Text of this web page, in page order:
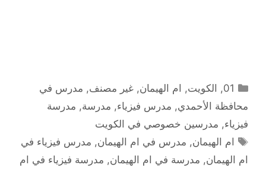
التصنيفات
01
, الكويت, ام الهيمان,غير مصنف, مدرس في
محافظة الأحمدي, مدرس فيزياء, مدرسة, مدرسة
فيزياء, مدرسين خصوصي في الكويت
الوسوم
ام الهيمان, مدرس في ام الهيمان, مدرس فيزياء في
ام الهيمان, مدرسة في ام الهيمان, مدرسة فيزياء في ام